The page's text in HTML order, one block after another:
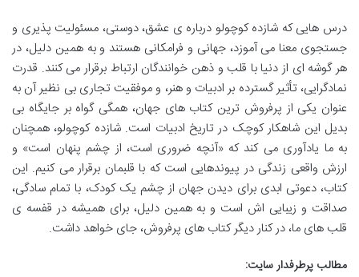
درس هایی که شازده کوچولو درباره ی عشق، دوستی، مسئولیت پذیری و
جستجوی معنا می آموزد، جهانی و فرامکانی هستند و به همین دلیل، در
هر گوشه ای از دنیا با قلب و ذهن خوانندگان ارتباط برقرار می کنند. قدرت
نمادگرایی، تأثیر گسترده بر ادبیات و هنر، و موفقیت تجاری بی نظیر آن به
عنوان یکی از پرفروش ترین کتاب های جهان، همگی گواه بر جایگاه بی
بدیل این شاهکار کوچک در تاریخ ادبیات است. شازده کوچولو، همچنان
به ما یادآوری می کند که «آنچه ضروری است، از چشم پنهان است» و
ارزش واقعی زندگی در پیوندهایی است که با قلبمان برقرار می کنیم. این
کتاب، دعوتی ابدی برای دیدن جهان از چشم یک کودک، با تمام سادگی،
صداقت و زیبایی اش است و به همین دلیل، برای همیشه در قفسه ی
قلب های ما، در کنار دیگر کتاب های پرفروش، جای خواهد داشت.
مطالب پرطرفدار سایت: